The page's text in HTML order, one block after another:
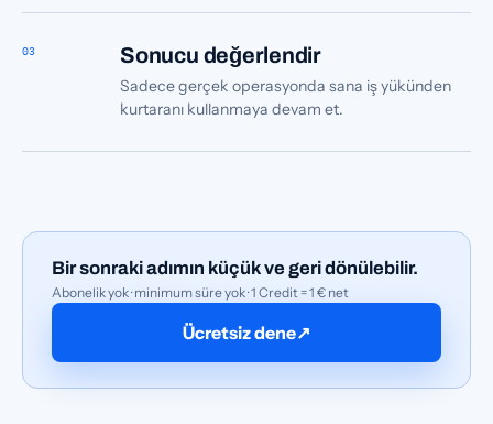
03 Sonucu değerlendir
Sadece gerçek operasyonda sana iş yükünden
kurtaranı kullanmaya devam et.
Bir sonraki adımın küçük ve geri dönülebilir.
Abonelik yok · minimum süre yok · 1 Credit = 1 € net
Ücretsiz dene↗